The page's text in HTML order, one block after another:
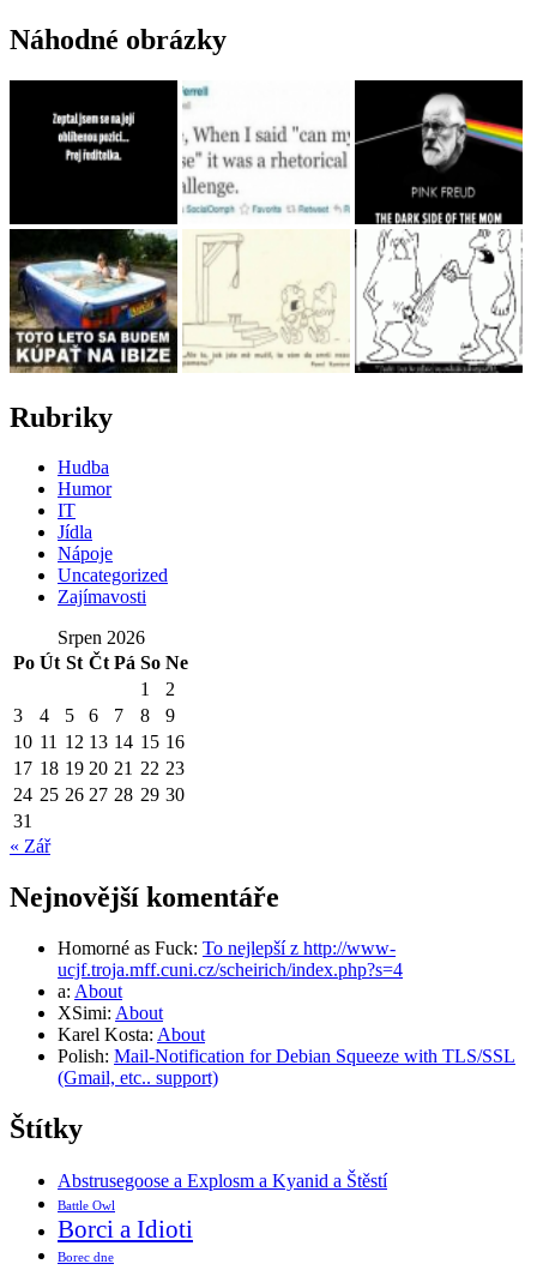
Náhodné obrázky
Rubriky
Hudba
Humor
IT
Jídla
Nápoje
Uncategorized
Zajímavosti
Srpen 2026
Po Út St Čt Pá So Ne
1
2
3
4 5 6 7 8
9
10 11 12 13 14 15 16
17 18 19 20 21 22 23
24 25 26 27 28 29 30
31
« Zář
Nejnovější komentáře
Homorné as Fuck: To nejlepší z http://www-
ucjf.troja.mff.cuni.cz/scheirich/index.php?s=4
a: About
XSimi: About
Karel Kosta: About
Polish: Mail-Notification for Debian Squeeze with TLS/SSL
(Gmail, etc.. support)
Štítky
Abstrusegoose a Explosm a Kyanid a Štěstí
Battle Owl
Borci a Idioti
Borec dne